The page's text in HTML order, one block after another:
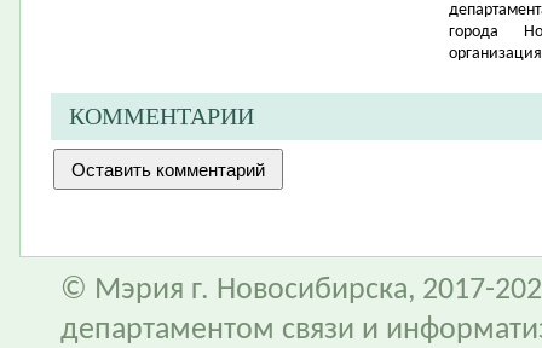
города
КОММЕНТАРИИ
© Мэрия г. Новосибирска, 2017-
департаментом связи и